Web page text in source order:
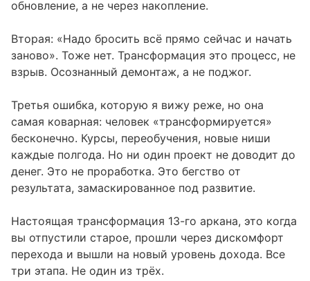
обновление, а не через накопление.
Вторая: «Надо бросить всё прямо сейчас и начать
заново». Тоже нет. Трансформация это процесс, не
взрыв. Осознанный демонтаж, а не поджог.
Третья ошибка, которую я вижу реже, но она
самая коварная: человек «трансформируется»
бесконечно. Курсы, переобучения, новые ниши
каждые полгода. Но ни один проект не доводит до
денег. Это не проработка. Это бегство от
результата, замаскированное под развитие.
Настоящая трансформация 13-го аркана, это когда
вы отпустили старое, прошли через дискомфорт
перехода и вышли на новый уровень дохода. Все
три этапа. Не один из трёх.